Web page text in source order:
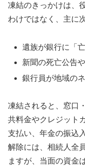
凍結のきっかけは、
わけではなく、主に
遺族が銀行に「
新聞の死亡公告
銀行員が地域の
凍結されると、窓口
共料金やクレジット
支払い、年金の振込
解除には、相続人全
ますが、当面の資金